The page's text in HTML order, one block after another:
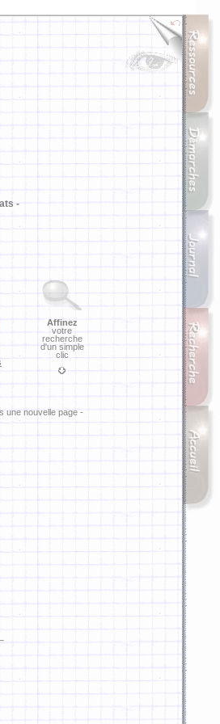
-
Affinez
votre
recherche
d'un simple
clic
une nouvelle page -